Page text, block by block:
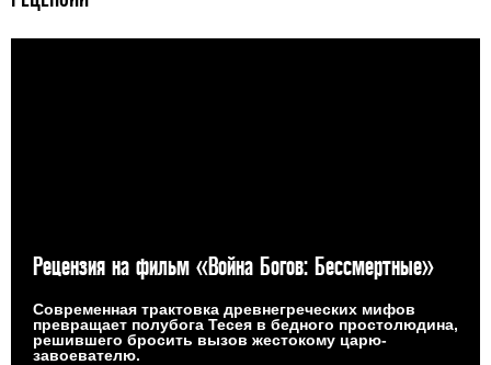
Рецензия на фильм «Война Богов: Бессмертные»
Современная трактовка древнегреческих мифов
превращает полубога Тесея в бедного простолюдина,
решившего бросить вызов жестокому царю-
завоевателю.